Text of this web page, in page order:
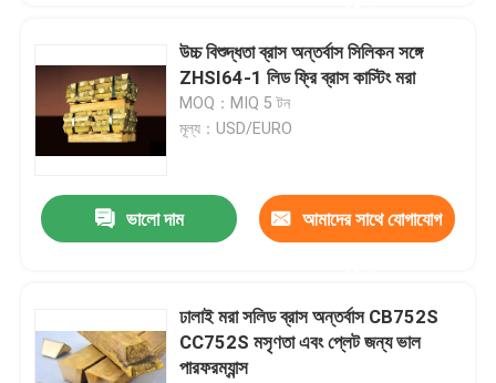
উচ্চ বিশুদ্ধতা ব্রাস অন্তর্বাস সিলিকন সঙ্গে
ZHSI64-1 লিড ফ্রি ব্রাস কাস্টিং মরা
MOQ：MIQ 5 টন
মূল্য：USD/EURO
ভালো দাম আমাদের সাথে যোগাযোগ
ঢালাই মরা সলিড ব্রাস অন্তর্বাস CB752S
CC752S মসৃণতা এবং প্লেট জন্য ভাল
পারফরম্যান্স